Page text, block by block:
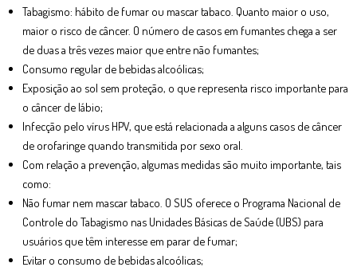
Tabagismo: hábito de fumar ou mascar tabaco. Quanto maior o uso,
maior o risco de câncer. O número de casos em fumantes chega a ser
de duas a três vezes maior que entre não fumantes;
Consumo regular de bebidas alcoólicas;
Exposição ao sol sem proteção, o que representa risco importante para
o câncer de lábio;
Infecção pelo vírus HPV, que está relacionada a alguns casos de câncer
de orofaringe quando transmitida por sexo oral.
Com relação a prevenção, algumas medidas são muito importante, tais
como:
Não fumar nem mascar tabaco. O SUS oferece o Programa Nacional de
Controle do Tabagismo nas Unidades Básicas de Saúde (UBS) para
usuários que têm interesse em parar de fumar;
Evitar o consumo de bebidas alcoólicas;